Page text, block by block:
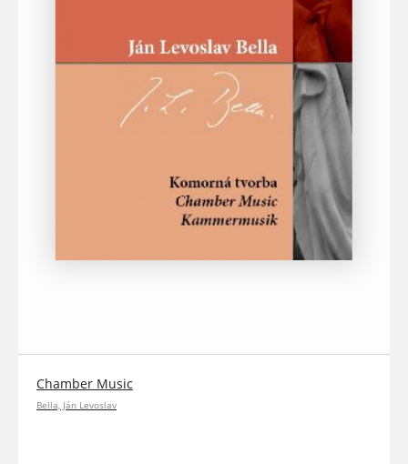
Chamber Music
Bella, Ján Levoslav